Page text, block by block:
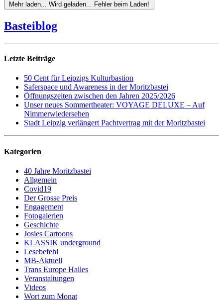
Mehr laden... Wird geladen... Fehler beim Laden!
Basteiblog
Letzte Beiträge
50 Cent für Leipzigs Kulturbastion
Saferspace und Awareness in der Moritzbastei
Öffnungszeiten zwischen den Jahren 2025/2026
Unser neues Sommertheater: VOYAGE DELUXE – Auf
Nimmerwiedersehen
Stadt Leipzig verlängert Pachtvertrag mit der Moritzbastei
Kategorien
40 Jahre Moritzbastei
Allgemein
Covid19
Der Grosse Preis
Engagement
Fotogalerien
Geschichte
Josies Cartoons
KLASSIK underground
Lesebefehl
MB-Aktuell
Trans Europe Halles
Veranstaltungen
Videos
Wort zum Monat